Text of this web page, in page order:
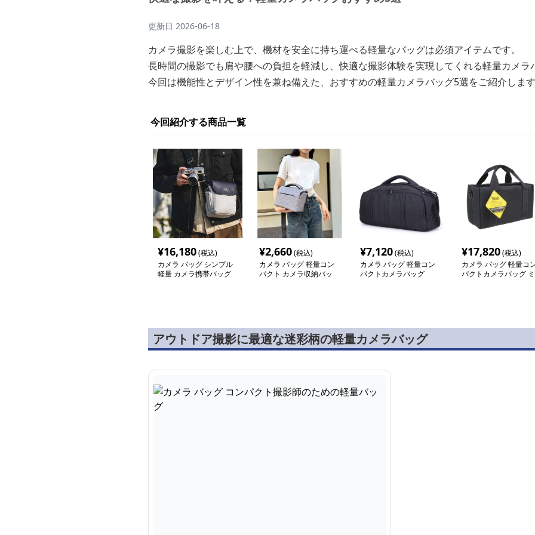
更新日 2026-06-18
カメラ撮影を楽しむ上で、機材を安全に持ち運べる軽量なバッグは必須アイテムです。
長時間の撮影でも肩や腰への負担を軽減し、快適な撮影体験を実現してくれる軽量カメラ
今回は機能性とデザイン性を兼ね備えた、おすすめの軽量カメラバッグ5選をご紹介します
今回紹介する商品一覧
¥16,180(税込)
カメラ バッグ シンプル
軽量 カメラ携帯バッグ
¥2,660(税込)
カメラ バッグ 軽量コン
パクト カメラ収納バッ
¥7,120(税込)
カメラ バッグ 軽量コン
パクトカメラバッグ
¥17,820(税込)
カメラ バッグ 軽量コ
パクトカメラバッグ ミ
アウトドア撮影に最適な迷彩柄の軽量カメラバッグ